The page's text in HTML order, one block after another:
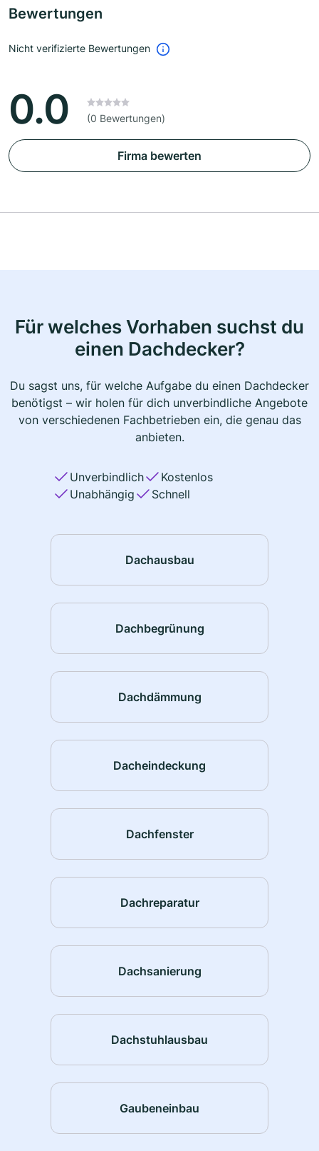
Bewertungen
Nicht verifizierte Bewertungen
0.0 (0 Bewertungen)
Firma bewerten
Für welches Vorhaben suchst du
einen Dachdecker?
Du sagst uns, für welche Aufgabe du einen Dachdecker
benötigst – wir holen für dich unverbindliche Angebote
von verschiedenen Fachbetrieben ein, die genau das
anbieten.
Unverbindlich
Kostenlos
Unabhängig
Schnell
Dachausbau
Dachbegrünung
Dachdämmung
Dacheindeckung
Dachfenster
Dachreparatur
Dachsanierung
Dachstuhlausbau
Gaubeneinbau